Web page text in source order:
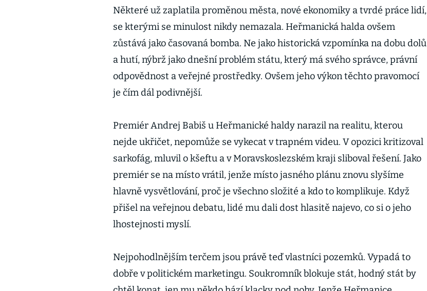
Některé už zaplatila proměnou města, nové ekonomiky a tvrdé práce lidí,
se kterými se minulost nikdy nemazala. Heřmanická halda ovšem
zůstává jako časovaná bomba. Ne jako historická vzpomínka na dobu dolů
a hutí, nýbrž jako dnešní problém státu, který má svého správce, právní
odpovědnost a veřejné prostředky. Ovšem jeho výkon těchto pravomocí
je čím dál podivnější.
Premiér Andrej Babiš u Heřmanické haldy narazil na realitu, kterou
nejde ukřičet, nepomůže se vykecat v trapném videu. V opozici kritizoval
sarkofág, mluvil o kšeftu a v Moravskoslezském kraji sliboval řešení. Jako
premiér se na místo vrátil, jenže místo jasného plánu znovu slyšíme
hlavně vysvětlování, proč je všechno složité a kdo to komplikuje. Když
přišel na veřejnou debatu, lidé mu dali dost hlasitě najevo, co si o jeho
lhostejnosti myslí.
Nejpohodlnějším terčem jsou právě teď vlastníci pozemků. Vypadá to
dobře v politickém marketingu. Soukromník blokuje stát, hodný stát by